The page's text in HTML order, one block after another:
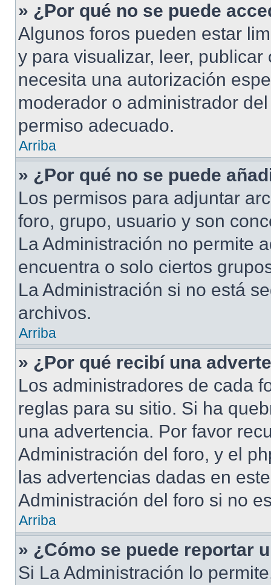
» ¿Por qué no se puede
Algunos foros pueden estar
y para visualizar, leer,
necesita una autorización
moderador o administrador
permiso adecuado.
Arriba
» ¿Por qué no se puede
Los permisos para adjuntar
foro, grupo, usuario y son
La Administración no permite
encuentra o solo ciertos
La Administración si no está
archivos.
Arriba
» ¿Por qué recibí una
Los administradores de cada
reglas para su sitio. Si ha
una advertencia. Por favor
Administración del foro, y el
las advertencias dadas en
Administración del foro si no
Arriba
» ¿Cómo se puede reportar
Si La Administración lo